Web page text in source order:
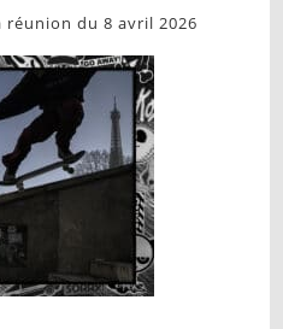
réunion du 8 avril 2026